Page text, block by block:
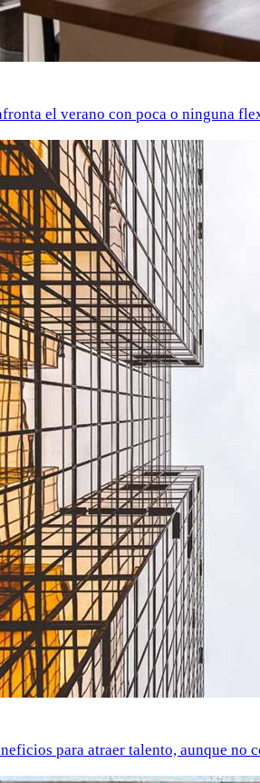
el verano con poca o ninguna
para atraer talento, aunque no